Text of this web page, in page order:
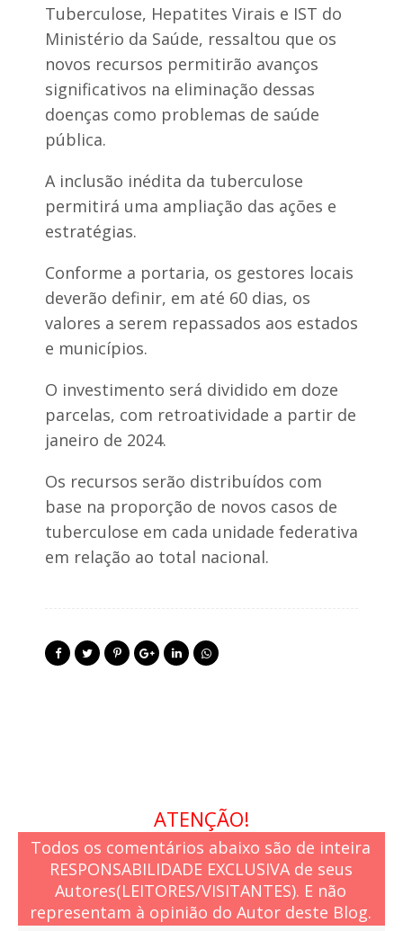
Tuberculose, Hepatites Virais e IST do
Ministério da Saúde, ressaltou que os
novos recursos permitirão avanços
significativos na eliminação dessas
doenças como problemas de saúde
pública.
A inclusão inédita da tuberculose
permitirá uma ampliação das ações e
estratégias.
Conforme a portaria, os gestores locais
deverão definir, em até 60 dias, os
valores a serem repassados aos estados
e municípios.
O investimento será dividido em doze
parcelas, com retroatividade a partir de
janeiro de 2024.
Os recursos serão distribuídos com
base na proporção de novos casos de
tuberculose em cada unidade federativa
em relação ao total nacional.
ATENÇÃO!
Todos os comentários abaixo são de inteira
RESPONSABILIDADE EXCLUSIVA de seus
Autores(LEITORES/VISITANTES). E não
representam à opinião do Autor deste Blog.